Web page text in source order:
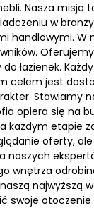
Nasza misja
w
handlowymi. W
łazienek.
celem jest
Stawiamy
opiera się na
każdym etapie
oferty,
naszych
wnętrza
najwyższą
swoje